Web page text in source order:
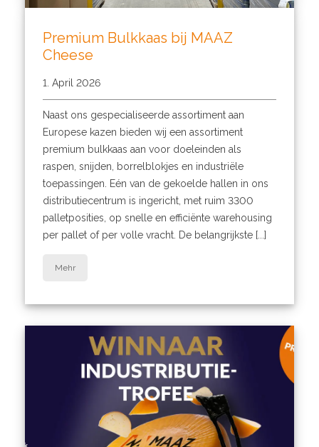
Premium Bulkkaas bij MAAZ
Cheese
1. April 2026
Naast ons gespecialiseerde assortiment aan
Europese kazen bieden wij een assortiment
premium bulkkaas aan voor doeleinden als
raspen, snijden, borrelblokjes en industriële
toepassingen. Eén van de gekoelde hallen in ons
distributiecentrum is ingericht, met ruim 3300
palletposities, op snelle en efficiënte warehousing
per pallet of per volle vracht. De belangrijkste [...]
Mehr